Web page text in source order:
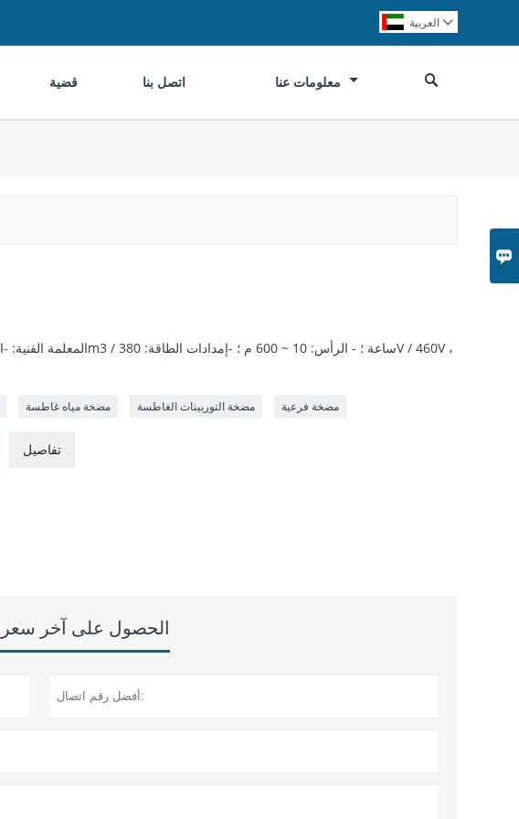

العربية 
قضية اتصل بنا 
مضخة مياه غاطسة مضخة التوربينات الغاطسة مضخة فرعية
تفاصيل
الحصول على آخر سعر؟